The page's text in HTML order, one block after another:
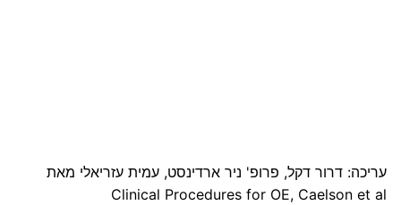
עריכה: דרור דקל, פרופ' ניר ארדינסט, עמית עזריאלי מאת
Clinical Procedures for OE, Caelson et al